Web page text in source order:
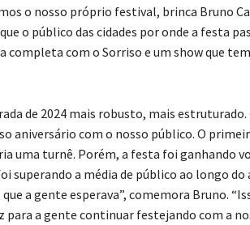
o nosso próprio festival, brinca Bruno
o público das cidades por onde a festa
completa com o Sorriso e um show que
de 2024 mais robusto, mais estruturado.
aniversário com o nosso público. O
uma turnê. Porém, a festa foi ganhando
superando a média de público ao longo do
a gente esperava”, comemora Bruno.
a gente continuar festejando com a